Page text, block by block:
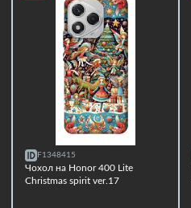
F1348415
Чохол на Honor 400 Lite
Christmas spirit ver.17